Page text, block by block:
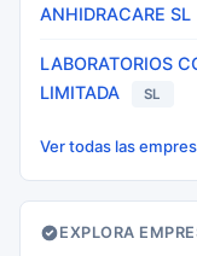
ANHIDRACARE SL
LABORATORIOS
LIMITADA
SL
Ver todas las
EXPLORA